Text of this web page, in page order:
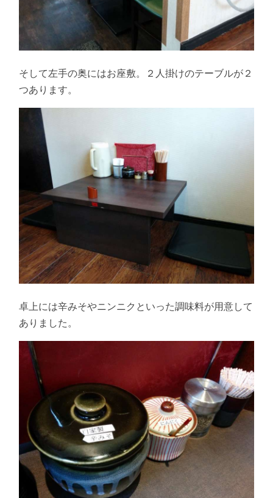
そして左手の奥にはお座敷。２人掛けのテーブルが２
つあります。
卓上には辛みそやニンニクといった調味料が用意して
ありました。